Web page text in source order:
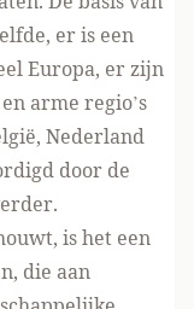
er is een
Europa, er zijn
arme regio’s
Nederland
door de
is het een
die aan